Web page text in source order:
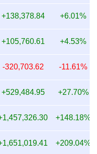
56,312.85 68,776.76
56,365.97 68,841.63
55,429.24 67,697.58
55,540.03
55,553.27 67,849.07
56,038.89
+138,378.84 +6.01%
+105,760.61 +4.53%
-320,703.62 -11.61%
+529,484.95 +27.70%
+148.18%
+209.04%